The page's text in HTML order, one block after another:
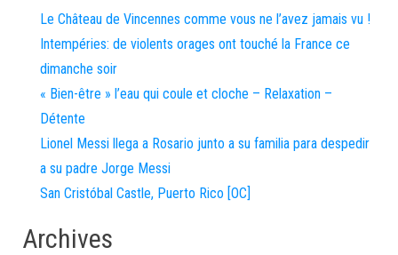
Le Château de Vincennes comme vous ne l’avez jamais vu !
Intempéries: de violents orages ont touché la France ce
dimanche soir
« Bien-être » l’eau qui coule et cloche – Relaxation –
Détente
Lionel Messi llega a Rosario junto a su familia para despedir
a su padre Jorge Messi
San Cristóbal Castle, Puerto Rico [OC]
Archives